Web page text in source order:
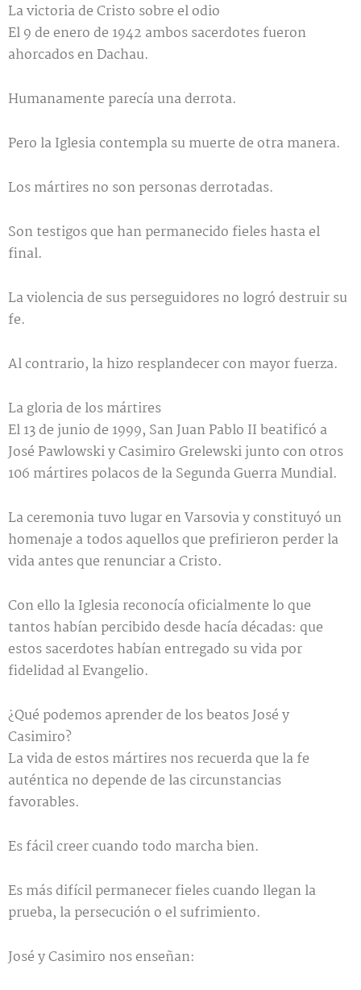
La victoria de Cristo sobre el odio
El 9 de enero de 1942 ambos sacerdotes fueron
ahorcados en Dachau.
Humanamente parecía una derrota.
Pero la Iglesia contempla su muerte de otra manera.
Los mártires no son personas derrotadas.
Son testigos que han permanecido fieles hasta el
final.
La violencia de sus perseguidores no logró destruir su
fe.
Al contrario, la hizo resplandecer con mayor fuerza.
La gloria de los mártires
El 13 de junio de 1999, San Juan Pablo II beatificó a
José Pawlowski y Casimiro Grelewski junto con otros
106 mártires polacos de la Segunda Guerra Mundial.
La ceremonia tuvo lugar en Varsovia y constituyó un
homenaje a todos aquellos que prefirieron perder la
vida antes que renunciar a Cristo.
Con ello la Iglesia reconocía oficialmente lo que
tantos habían percibido desde hacía décadas: que
estos sacerdotes habían entregado su vida por
fidelidad al Evangelio.
¿Qué podemos aprender de los beatos José y
Casimiro?
La vida de estos mártires nos recuerda que la fe
auténtica no depende de las circunstancias
favorables.
Es fácil creer cuando todo marcha bien.
Es más difícil permanecer fieles cuando llegan la
prueba, la persecución o el sufrimiento.
José y Casimiro nos enseñan: